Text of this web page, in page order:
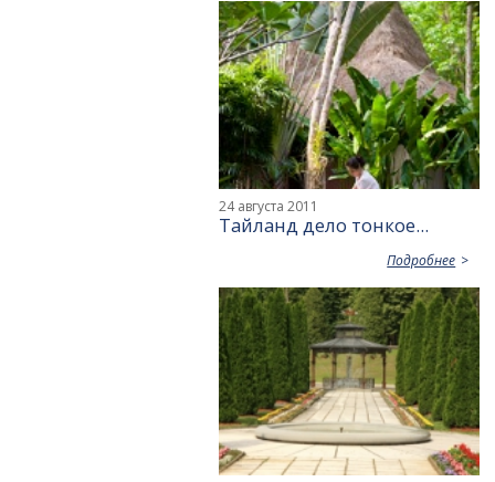
24 августа 2011
Тайланд дело тонкое...
Подробнее